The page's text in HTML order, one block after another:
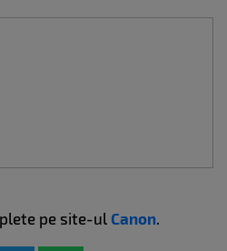
pe site-ul Canon.